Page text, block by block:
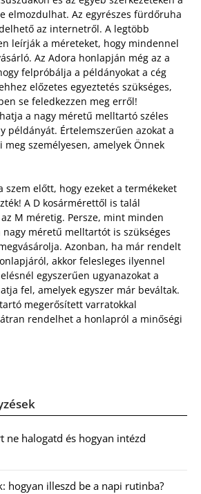
elmozdulhat. Az egyrészes fürdőruha
az internetről. A legtöbb
leírják a méreteket, hogy mindennel
Az Adora honlapján még az a
felpróbálja a példányokat a cég
előzetes egyeztetés szükséges,
se feledkezzen meg erről!
a nagy méretű melltartó széles
példányát. Értelemszerűen azokat a
személyesen, amelyek Önnek
előtt, hogy ezeket a termékeket
A D kosármérettől is talál
M méretig. Persze, mint minden
méretű melltartót is szükséges
Azonban, ha már rendelt
akkor felesleges ilyennel
egyszerűen ugyanazokat a
fel, amelyek egyszer már beváltak.
megerősített varratokkal
rendelhet a honlapról a minőségi
ne halogatd és hogyan intézd
hogyan illeszd be a napi rutinba?